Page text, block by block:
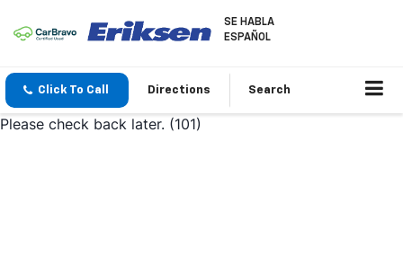
SE HABLA
ESPAÑOL
Click To Call Directions Search